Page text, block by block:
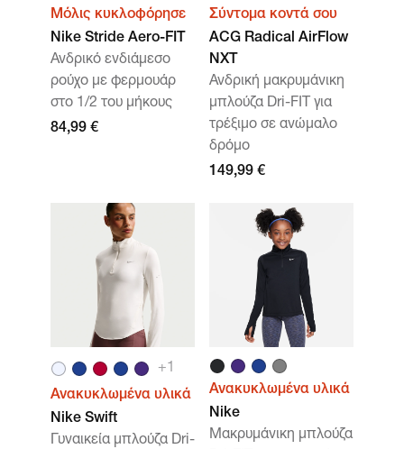
Μόλις κυκλοφόρησε
Nike Stride Aero-FIT
Ανδρικό ενδιάμεσο
ρούχο με φερμουάρ
στο 1/2 του μήκους
84,99 €
Σύντομα κοντά σου
ACG Radical AirFlow
NXT
Ανδρική μακρυμάνικη
μπλούζα Dri-FIT για
τρέξιμο σε ανώμαλο
δρόμο
149,99 €
+ 1
Ανακυκλωμένα υλικά
Nike Swift
Γυναικεία μπλούζα Dri-
Ανακυκλωμένα υλικά
Nike
Μακρυμάνικη μπλούζα